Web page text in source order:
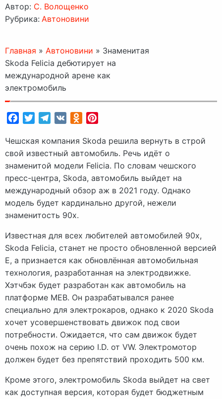
Автор: C. Волощенко
Рубрика: Автоновини
Главная » Автоновини » Знаменитая
Skoda Felicia дебютирует на
международной арене как
электромобиль
FacebookTwitterTelegram
VK Odnoklassniki
Чешская компания Skoda решила вернуть в строй
свой известный автомобиль. Речь идёт о
знаменитой модели Felicia. По словам чешского
пресс-центра, Skoda, автомобиль выйдет на
международный обзор аж в 2021 году. Однако
модель будет кардинально другой, нежели
знаменитость 90х.
Известная для всех любителей автомобилей 90х,
Skoda Felicia, станет не просто обновленной версией
E, а признается как обновлённая автомобильная
технология, разработанная на электродвижке.
Хэтчбэк будет разработан как автомобиль на
платформе MEB. Он разрабатывался ранее
специально для электрокаров, однако к 2020 Skoda
хочет усовершенствовать движок под свои
потребности. Ожидается, что сам движок будет
очень похож на серию I.D. от VW. Электромотор
должен будет без препятствий проходить 500 км.
Кроме этого, электромобиль Skoda выйдет на свет
как доступная версия, которая будет бюджетным